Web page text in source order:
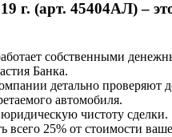
г. (арт. 45404АЛ) –
собственными
Банка.
детально проверяют
автомобиля.
чистоту сделки.
всего 25% от стоимости